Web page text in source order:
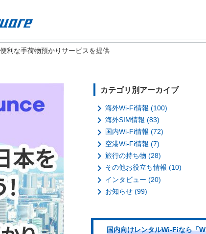
利な手荷物預かりサービスを提供
カテゴリ別アーカイブ
 海外Wi-Fi情報 (100)
 海外SIM情報 (83)
 国内Wi-Fi情報 (72)
 空港Wi-Fi情報 (7)
 旅行の持ち物 (28)
 その他お役立ち情報 (10)
 インタビュー (20)
 お知らせ (99)
国内向けレンタルWi-Fiなら「